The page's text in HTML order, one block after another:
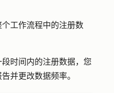
工作流程中的注册数
时间内的注册数据，您
告并更改数据频率。